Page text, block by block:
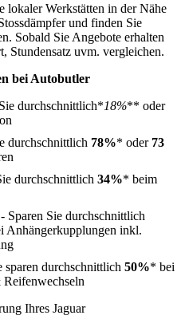
lokaler Werkstätten in der Nähe
und finden Sie
Sobald Sie Angebote erhalten
Stundensatz uvm. vergleichen.
bei Autobutler
durchschnittlich*18%** oder
durchschnittlich 78%* oder 73
durchschnittlich 34%* beim
- Sparen Sie durchschnittlich
Anhängerkupplungen inkl.
sparen durchschnittlich 50%* bei
Ihres Jaguar